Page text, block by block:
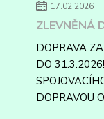
17.02.2026
ZLEVNĚNÁ
DOPRAVA
DO
DOPRAVOU